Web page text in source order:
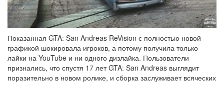
Показанная GTA: San Andreas ReVision с полностью новой
графикой шокировала игроков, а потому получила только
лайки на YouTube и ни одного дизлайка. Пользователи
признались, что спустя 17 лет GTA: San Andreas выглядит
поразительно в новом ролике, и сборка заслуживает всяческих